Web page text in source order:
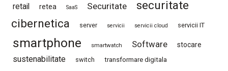
retail retea SaaS Securitate
securitate
cibernetica
server servicii servicii cloud servicii IT
smartphone smartwatch Software stocare
sustenabilitate switch transformare digitala